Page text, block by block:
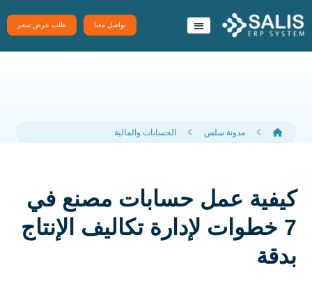
تواصل معنا طلب عرض سعر
مدونة سلس الحسابات والمالية
كيفية عمل حسابات مصنع في
7 خطوات لإدارة تكاليف الإنتاج
بدقة